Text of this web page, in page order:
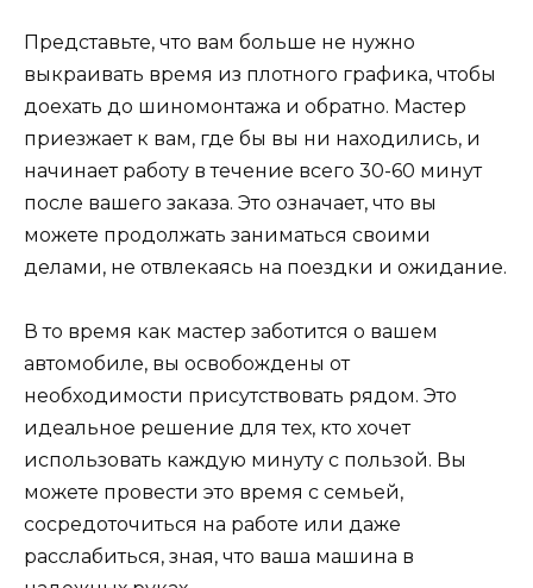
Представьте, что вам больше не нужно
выкраивать время из плотного графика, чтобы
доехать до шиномонтажа и обратно. Мастер
приезжает к вам, где бы вы ни находились, и
начинает работу в течение всего 30-60 минут
после вашего заказа. Это означает, что вы
можете продолжать заниматься своими
делами, не отвлекаясь на поездки и ожидание.
В то время как мастер заботится о вашем
автомобиле, вы освобождены от
необходимости присутствовать рядом. Это
идеальное решение для тех, кто хочет
использовать каждую минуту с пользой. Вы
можете провести это время с семьей,
сосредоточиться на работе или даже
расслабиться, зная, что ваша машина в